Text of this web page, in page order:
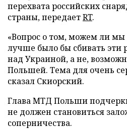
перехвата российских
страны, передаетRT.
«Вопрос о том, можем ли мы
лучше было бы сбивать эти
над Украиной, а не,
Польшей. Тема для очень
сказал Скиорский.
Глава МТД Польши
не должен становиться
соперничества.